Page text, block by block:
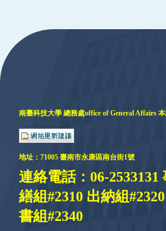
南臺科技大學 總務處office of General Affairs
地址： 71005 臺南市永康區南台街1號
連絡電話：06-2533131
繕組#2310 出納組
書組#2340